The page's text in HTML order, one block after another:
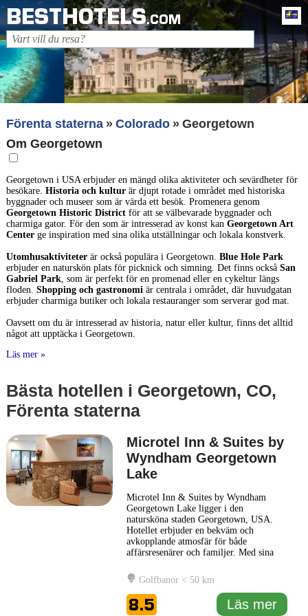
BESTHOTELS.COM
Förenta staterna Colorado
Georgetown
Om Georgetown
Georgetown i USA erbjuder en mängd olika aktiviteter och sevärdheter för
besökare. Historia och kulturär djupt rotade i området med historiska
byggnader och museer som är värda ett besök. Promenera genom
Georgetown Historic Districtför att se välbevarade byggnader och
charmiga gator. För den som är intresserad av konst kan Georgetown Art
Centerge inspiration med sina olika utställningar och lokala konstverk.
Utomhusaktiviteterär också populära i Georgetown. Blue Hole Park
erbjuder en naturskön plats för picknick och simning. Det finns också San
Gabriel Park, som är perfekt för en promenad eller en cykeltur längs
floden. Shopping och gastronomiär centrala i området, där huvudgatan
erbjuder charmiga butiker och lokala restauranger som serverar god mat.
Oavsett om du är intresserad av historia, natur eller kultur, finns det alltid
något att upptäcka i Georgetown.
Läs mer »
Bästa hotellen i Georgetown, CO,
Förenta staterna
Microtel Inn & Suites by
Wyndham Georgetown
Lake
Microtel Inn & Suites by Wyndham
Georgetown Lake ligger i den
natursköna staden Georgetown, USA.
Hotellet erbjuder en bekväm och
avkopplande atmosfär för både
affärsresenärer och familjer. Med sina
personal är Microtel Inn & Suites en
idealisk plats för dem som söker en
praktisk bas för sina äventyr i området.
Rummen på hotellet är designade för att
Golfbanor < 50 km
8.5 Läs mer